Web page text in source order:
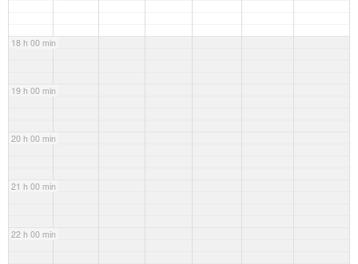
18 h 00 min
19 h 00 min
20 h 00 min
21 h 00 min
22 h 00 min